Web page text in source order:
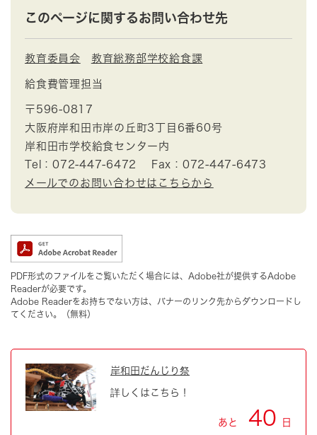
このページに関するお問い合わせ先
教育委員会 教育総務部学校給食課
給食費管理担当
〒596-0817
大阪府岸和田市岸の丘町3丁目6番60号
岸和田市学校給食センター内
Tel：072-447-6472
Fax：072-447-6473
メールでのお問い合わせはこちらから
PDF形式のファイルをご覧いただく場合には、Adobe社が提供するAdobe
Readerが必要です。
Adobe Readerをお持ちでない方は、バナーのリンク先からダウンロードし
てください。（無料）
岸和田だんじり祭
詳しくはこちら！
あと 40 日